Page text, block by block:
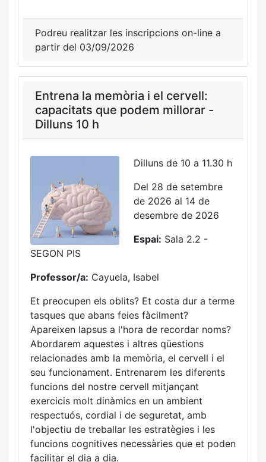
Podreu realitzar les inscripcions on-line a
partir del 03/09/2026
Entrena la memòria i el cervell:
capacitats que podem millorar -
Dilluns 10 h
Dilluns de 10 a 11.30 h
Del 28 de setembre
de 2026 al 14 de
desembre de 2026
Espai: Sala 2.2 -
SEGON PIS
Professor/a: Cayuela, Isabel
Et preocupen els oblits? Et costa dur a terme
tasques que abans feies fàcilment?
Apareixen lapsus a l'hora de recordar noms?
Abordarem aquestes i altres qüestions
relacionades amb la memòria, el cervell i el
seu funcionament. Entrenarem les diferents
funcions del nostre cervell mitjançant
exercicis molt dinàmics en un ambient
respectuós, cordial i de seguretat, amb
l'objectiu de treballar les estratègies i les
funcions cognitives necessàries que et poden
facilitar el dia a dia.